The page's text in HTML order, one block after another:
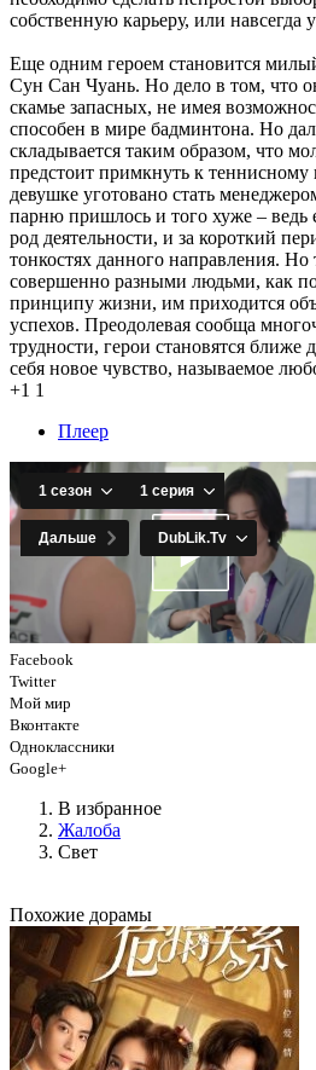
собственную карьеру, или навсегда
Еще одним героем становится
Сун Сан Чуань. Но дело в том, что
скамье запасных, не имея
способен в мире бадминтона. Но
складывается таким образом, что
предстоит примкнуть к теннисному
девушке уготовано стать
парню пришлось и того хуже – ведь
род деятельности, и за короткий
тонкостях данного направления. Но
совершенно разными людьми, как по
принципу жизни, им приходится
успехов. Преодолевая сообща
трудности, герои становятся ближе
себя новое чувство, называемое
+1 1
Плеер
Facebook
Twitter
Мой мир
Вконтакте
Одноклассники
Google+
В избранное
Жалоба
Свет
Похожие дорамы